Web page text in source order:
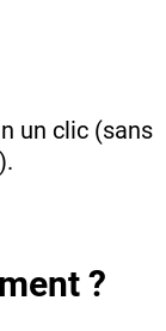
un clic (sans
?